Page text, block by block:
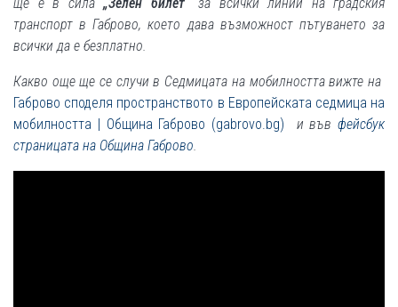
транспорт в Габрово, което дава възможност пътуването за
всички да е безплатно.
Какво още ще се случи в Седмицата на мобилносттавижте на
Габрово споделя пространството в Европейската седмица на
мобилността | Община Габрово (gabrovo.bg)
и във фейсбук
страницата на Община Габрово.